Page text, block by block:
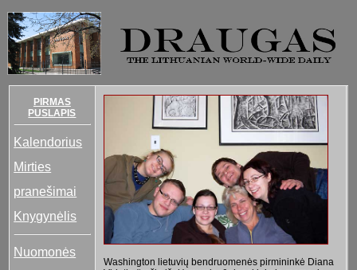
PIRMAS
PUSLAPIS
Kalendorius
Mirties
pranešimai
Knygynėlis
Nuomonės
Washington lietuvių bendruomenės pirmininkė Diana